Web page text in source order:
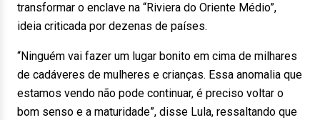
transformar o enclave na “Riviera do Oriente Médio”,
ideia criticada por dezenas de países.
“Ninguém vai fazer um lugar bonito em cima de milhares
de cadáveres de mulheres e crianças. Essa anomalia que
estamos vendo não pode continuar, é preciso voltar o
bom senso e a maturidade”, disse Lula, ressaltando que